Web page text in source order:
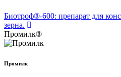
Биотроф®-600: препарат для
зерна.
Промилк®
Промилк